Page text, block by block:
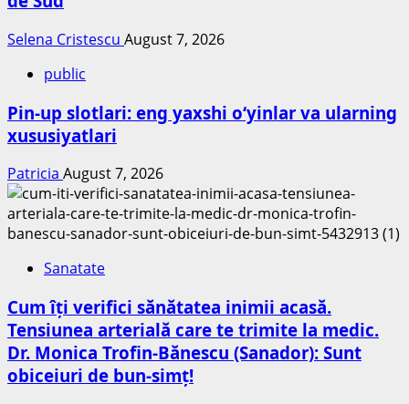
Selena Cristescu August 7, 2026
public
Pin-up slotlari: eng yaxshi o‘yinlar va ularning
xususiyatlari
Patricia August 7, 2026
Sanatate
Cum îți verifici sănătatea inimii acasă.
Tensiunea arterială care te trimite la medic.
Dr. Monica Trofin-Bănescu (Sanador): Sunt
obiceiuri de bun-simț!